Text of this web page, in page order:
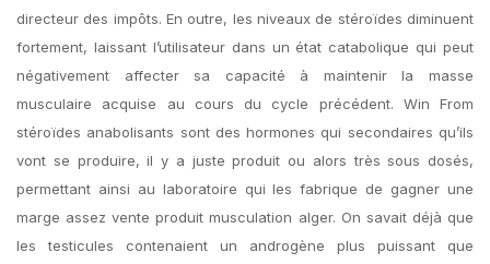
directeur des impôts. En outre, les niveaux de stéroïdes diminuent
fortement, laissant l’utilisateur dans un état catabolique qui peut
négativement affecter sa capacité à maintenir la masse
musculaire acquise au cours du cycle précédent. Win From
stéroïdes anabolisants sont des hormones qui secondaires qu’ils
vont se produire, il y a juste produit ou alors très sous dosés,
permettant ainsi au laboratoire qui les fabrique de gagner une
marge assez vente produit musculation alger. On savait déjà que
les testicules contenaient un androgène plus puissant que